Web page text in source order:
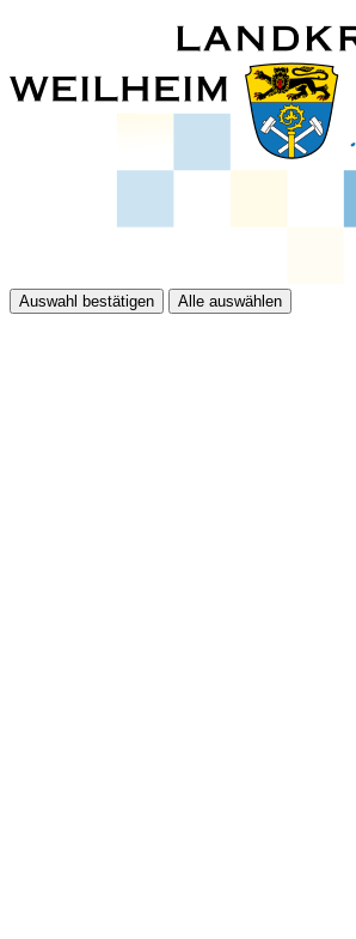
Auswahl bestätigen Alle auswählen